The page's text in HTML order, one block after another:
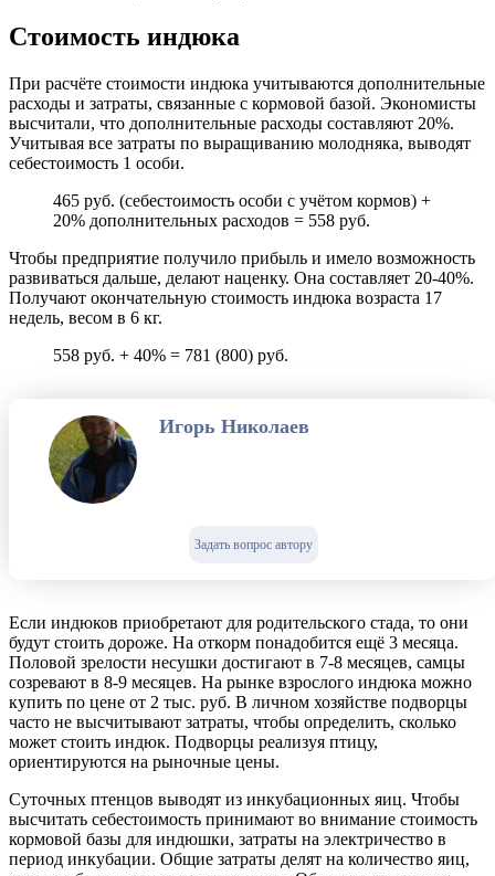
Стоимость индюка
При расчёте стоимости индюка учитываются дополнительные
расходы и затраты, связанные с кормовой базой. Экономисты
высчитали, что дополнительные расходы составляют 20%.
Учитывая все затраты по выращиванию молодняка, выводят
себестоимость 1 особи.
465 руб. (себестоимость особи с учётом кормов) +
20% дополнительных расходов = 558 руб.
Чтобы предприятие получило прибыль и имело возможность
развиваться дальше, делают наценку. Она составляет 20-40%.
Получают окончательную стоимость индюка возраста 17
недель, весом в 6 кг.
558 руб. + 40% = 781 (800) руб.
Игорь Николаев
Задать вопрос автору
Если индюков приобретают для родительского стада, то они
будут стоить дороже. На откорм понадобится ещё 3 месяца.
Половой зрелости несушки достигают в 7-8 месяцев, самцы
созревают в 8-9 месяцев. На рынке взрослого индюка можно
купить по цене от 2 тыс. руб. В личном хозяйстве подворцы
часто не высчитывают затраты, чтобы определить, сколько
может стоить индюк. Подворцы реализуя птицу,
ориентируются на рыночные цены.
Суточных птенцов выводят из инкубационных яиц. Чтобы
высчитать себестоимость принимают во внимание стоимость
кормовой базы для индюшки, затраты на электричество в
период инкубации. Общие затраты делят на количество яиц,